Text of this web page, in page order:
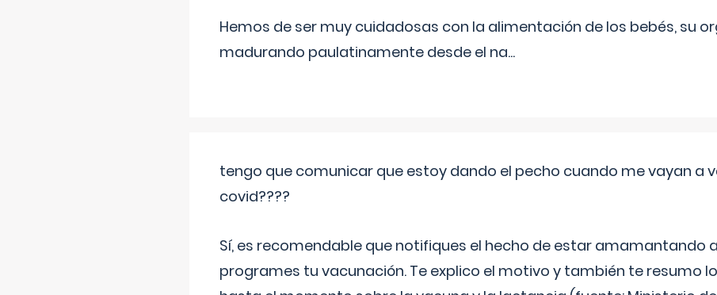
Hemos de ser muy cuidadosas con la alimentación de los bebés, su
madurando paulatinamente desde el na...
tengo que comunicar que estoy dando el pecho cuando me vayan a
covid????
Sí, es recomendable que notifiques el hecho de estar amamantando
programes tu vacunación. Te explico el motivo y también te resumo